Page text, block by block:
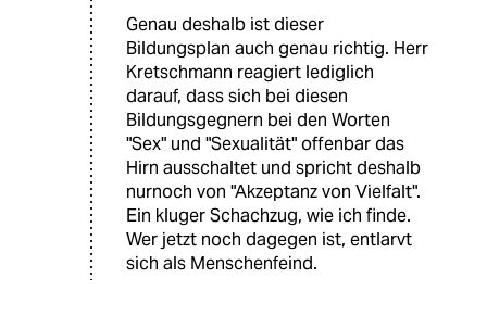
Genau deshalb ist dieser
Bildungsplan auch genau richtig. Herr
Kretschmann reagiert lediglich
darauf, dass sich bei diesen
Bildungsgegnern bei den Worten
"Sex" und "Sexualität" offenbar das
Hirn ausschaltet und spricht deshalb
nurnoch von "Akzeptanz von Vielfalt".
Ein kluger Schachzug, wie ich finde.
Wer jetzt noch dagegen ist, entlarvt
sich als Menschenfeind.